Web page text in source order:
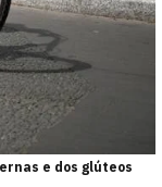
e dos glúteos